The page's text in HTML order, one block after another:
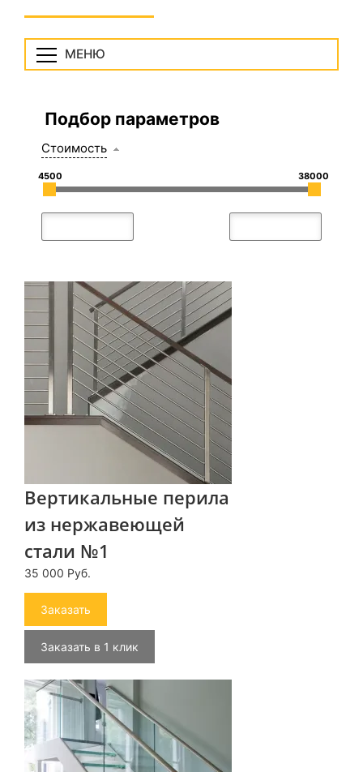
МЕНЮ
Подбор параметров
Стоимость
4500 38000
Вертикальные перила
из нержавеющей
стали №1
35 000 Руб.
Заказать
Заказать в 1 клик